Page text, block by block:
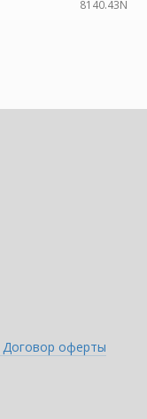
8140.43N
Договор оферты